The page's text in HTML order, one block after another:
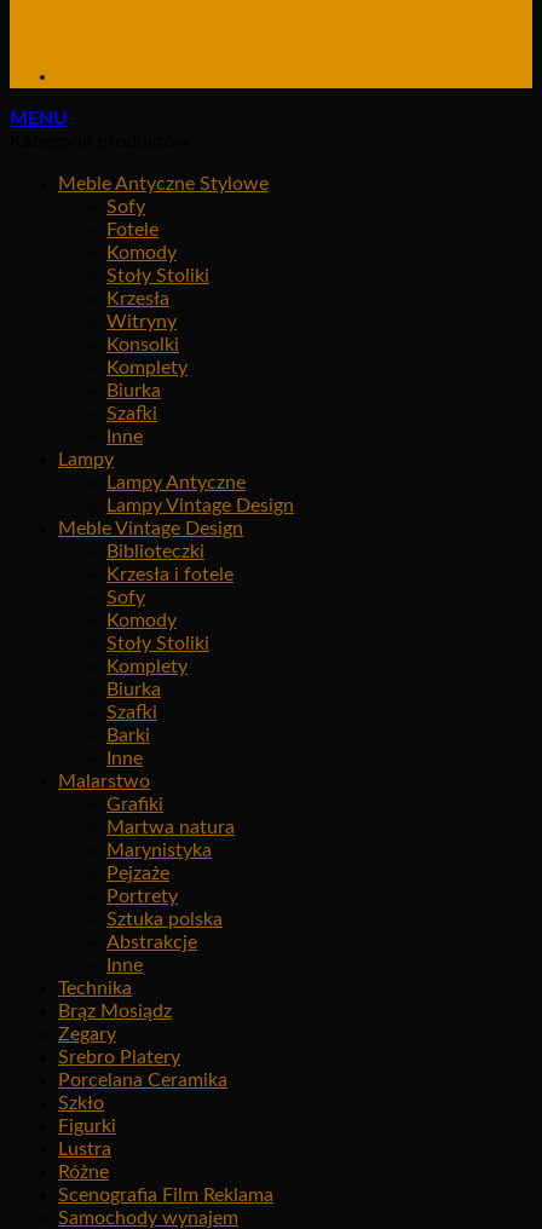
MENU
Meble Antyczne Stylowe
Sofy
Fotele
Komody
Stoły Stoliki
Krzesła
Witryny
Konsolki
Komplety
Biurka
Szafki
Inne
Lampy
Lampy Antyczne
Lampy Vintage Design
Meble Vintage Design
Biblioteczki
Krzesła i fotele
Sofy
Komody
Stoły Stoliki
Komplety
Biurka
Szafki
Barki
Inne
Malarstwo
Grafiki
Martwa natura
Marynistyka
Pejzaże
Portrety
Sztuka polska
Abstrakcje
Inne
Technika
Brąz Mosiądz
Zegary
Srebro Platery
Porcelana Ceramika
Szkło
Figurki
Lustra
Różne
Scenografia Film Reklama
Samochody wynajem